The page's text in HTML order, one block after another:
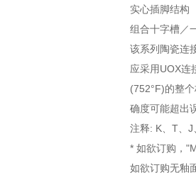
实心插脚结构
组合十字槽／
该系列陶瓷连
应采用UOX连
(752°F)的整
确度可能超出
注释: K、T、J
* 如欲订购，
如欲订购无釉